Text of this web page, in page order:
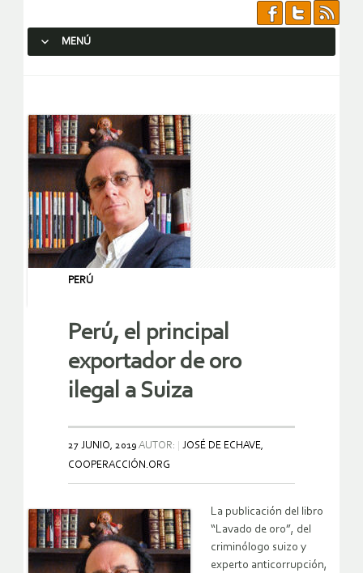
MENÚ
PERÚ
Perú, el principal
exportador de oro
ilegal a Suiza
27 JUNIO, 2019 AUTOR:
JOSÉ DE ECHAVE,
COOPERACCIÓN.ORG
La publicación del libro
“Lavado de oro”, del
criminólogo suizo y
experto anticorrupción,